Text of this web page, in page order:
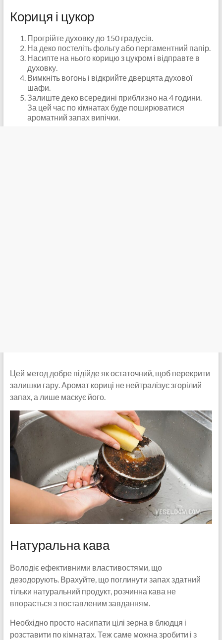
Кориця і цукор
Прогрійте духовку до 150 градусів.
На деко постеліть фольгу або пергаментний папір.
Насипте на нього корицю з цукром і відправте в
духовку.
Вимкніть вогонь і відкрийте дверцята духової
шафи.
Залиште деко всередині приблизно на 4 години.
За цей час по кімнатах буде поширюватися
ароматний запах випічки.
Цей метод добре підійде як остаточний, щоб перекрити
залишки гару. Аромат кориці не нейтралізує згорілий
запах, а лише маскує його.
Натуральна кава
Володіє ефективними властивостями, що
дезодорують. Врахуйте, що поглинути запах здатний
тільки натуральний продукт, розчинна кава не
впорається з поставленим завданням.
Необхідно просто насипати цілі зерна в блюдця і
розставити по кімнатах. Теж саме можна зробити і з